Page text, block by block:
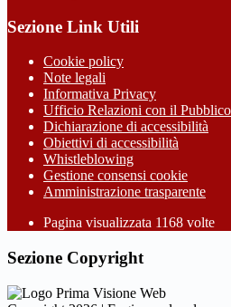
Sezione Link Utili
Cookie policy
Note legali
Informativa Privacy
Ufficio Relazioni con il Pubblico
Dichiarazione di accessibilità
Obiettivi di accessibilità
Whistleblowing
Gestione consensi cookie
Amministrazione trasparente
Pagina visualizzata 1168 volte
Sezione Copyright